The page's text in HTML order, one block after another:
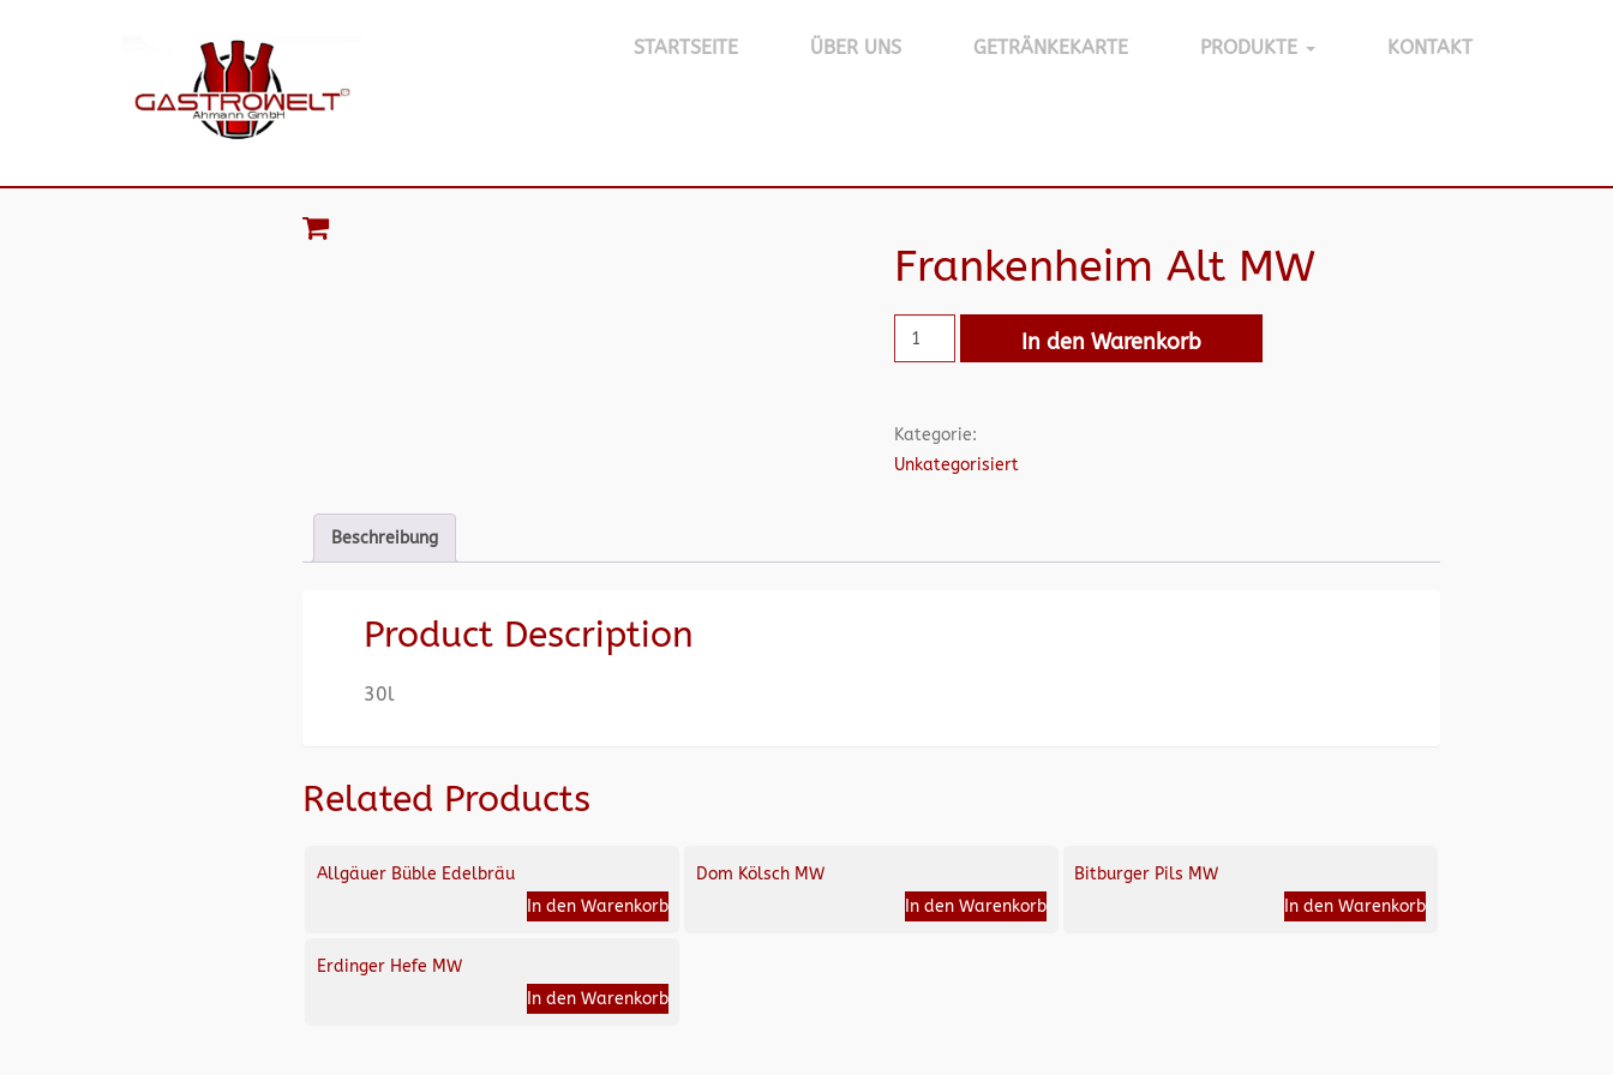
STARTSEITE ÜBER UNS GETRÄNKEKARTE PRODUKTE KONTAKT
Frankenheim Alt MW
In den Warenkorb
Kategorie:
Unkategorisiert
Beschreibung
Product Description
30l
Related Products
Allgäuer Büble Edelbräu
In den Warenkorb
Dom Kölsch MW
In den Warenkorb
Bitburger Pils MW
In den Warenkorb
Erdinger Hefe MW
In den Warenkorb